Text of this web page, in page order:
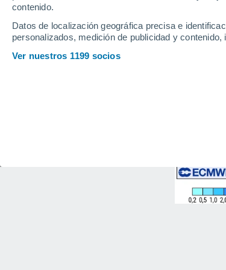
contenido.
Datos de localización geográfica precisa e
personalizados, medición de publicidad y
Ver nuestros 1199 socios